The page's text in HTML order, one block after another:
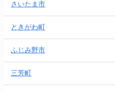
さいたま市
ときがわ町
ふじみ野市
三芳町